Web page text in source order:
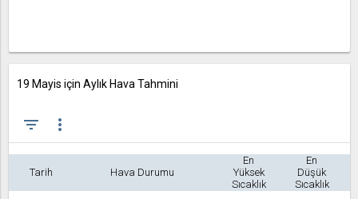
19 Mayis için Aylık Hava Tahmini
filter_list more_vert
Tarih Hava Durumu
En
Yüksek
Sıcaklık
En
Düşük
Sıcaklık